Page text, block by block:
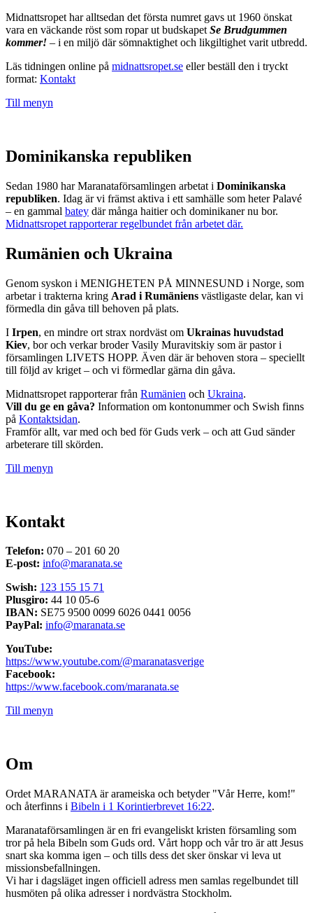
Midnattsropet har alltsedan det första numret gavs ut 1960 önskat
vara en väckande röst som ropar ut budskapet Se Brudgummen
kommer! – i en miljö där sömnaktighet och likgiltighet varit utbredd.
Läs tidningen online på midnattsropet.se eller beställ den i tryckt
format: Kontakt
Till menyn
Dominikanska republiken
Sedan 1980 har Maranataförsamlingen arbetat i Dominikanska
republiken. Idag är vi främst aktiva i ett samhälle som heter Palavé
– en gammal batey där många haitier och dominikaner nu bor.
Midnattsropet rapporterar regelbundet från arbetet där.
Rumänien och Ukraina
Genom syskon i MENIGHETEN PÅ MINNESUND i Norge, som
arbetar i trakterna kring Arad i Rumäniens västligaste delar, kan vi
förmedla din gåva till behoven på plats.
I Irpen, en mindre ort strax nordväst om Ukrainas huvudstad
Kiev, bor och verkar broder Vasily Muravitskiy som är pastor i
församlingen LIVETS HOPP. Även där är behoven stora – speciellt
till följd av kriget – och vi förmedlar gärna din gåva.
Midnattsropet rapporterar från Rumänien och Ukraina.
Vill du ge en gåva? Information om kontonummer och Swish finns
på Kontaktsidan.
Framför allt, var med och bed för Guds verk – och att Gud sänder
arbeterare till skörden.
Till menyn
Kontakt
Telefon: 070 – 201 60 20
E-post: info@maranata.se
Swish: 123 155 15 71
Plusgiro: 44 10 05-6
IBAN: SE75 9500 0099 6026 0441 0056
PayPal: info@maranata.se
YouTube:
https://www.youtube.com/@maranatasverige
Facebook:
https://www.facebook.com/maranata.se
Till menyn
Om
Ordet MARANATA är arameiska och betyder "Vår Herre, kom!"
och återfinns i Bibeln i 1 Korintierbrevet 16:22.
Maranataförsamlingen är en fri evangeliskt kristen församling som
tror på hela Bibeln som Guds ord. Vårt hopp och vår tro är att Jesus
snart ska komma igen – och tills dess det sker önskar vi leva ut
missionsbefallningen.
Vi har i dagsläget ingen officiell adress men samlas regelbundet till
husmöten på olika adresser i nordvästra Stockholm.